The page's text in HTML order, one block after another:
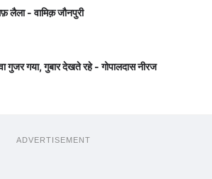
लैला - वामिक़ जौनपुरी
गुजर गया, गुबार देखते रहे - गोपालदास नीरज
ADVERTISEMENT